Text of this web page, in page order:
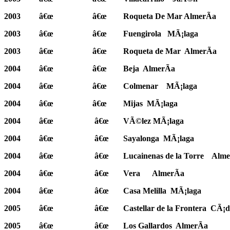
2003
â€œ â€œ
Roqueta De Mar AlmerÃ­a
2003
â€œ â€œ Fuengirola
MÃ¡laga
2003
â€œ â€œ Roqueta de Mar AlmerÃ­a
2004
â€œ â€œ Beja AlmerÃ­a
2004
â€œ â€œ Colmenar
MÃ¡laga
2004
â€œ â€œ Mijas MÃ¡laga
2004
â€œ â€œ
VÃ©lez MÃ¡laga
2004
â€œ â€œ Sayalonga MÃ¡laga
2004
â€œ â€œ Lucainenas de la Torre
2004
â€œ â€œ Vera
AlmerÃ­a
2004
â€œ â€œ Casa Melilla MÃ¡laga
2005
â€œ â€œ Castellar de la Frontera
2005
â€œ â€œ Los Gallardos AlmerÃ­a